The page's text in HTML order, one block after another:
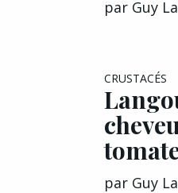
par Guy
CRUSTACÉS
par Guy